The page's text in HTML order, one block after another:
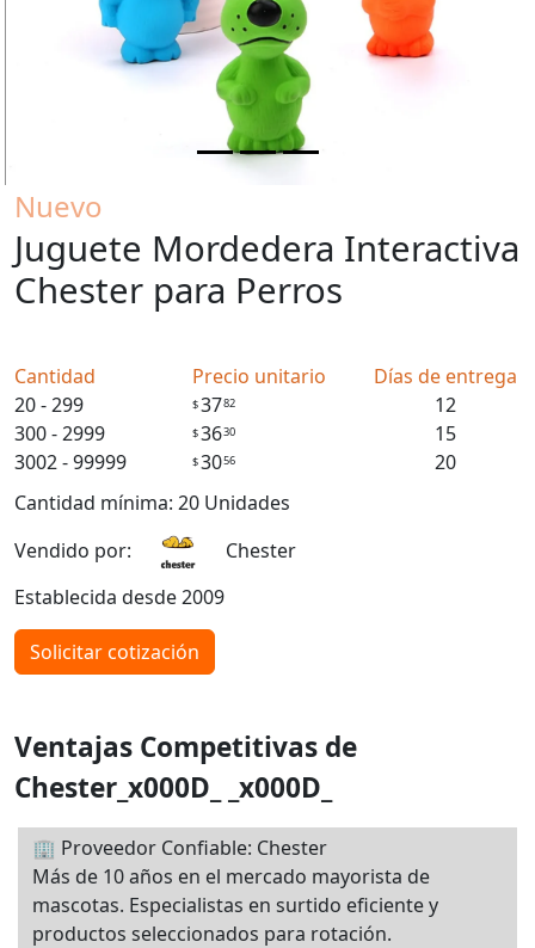
Nuevo
Juguete Mordedera Interactiva
Chester para Perros
Cantidad Precio unitario
Días de entrega
20 - 299
$3782
12
300 - 2999
$3630
15
3002 - 99999
$3056
20
Cantidad mínima: 20 Unidades
Vendido por:
Chester
Establecida desde 2009
Solicitar cotización
Ventajas Competitivas de
Chester_x000D_ _x000D_
🏢 Proveedor Confiable: Chester
Más de 10 años en el mercado mayorista de
mascotas. Especialistas en surtido eficiente y
productos seleccionados para rotación.